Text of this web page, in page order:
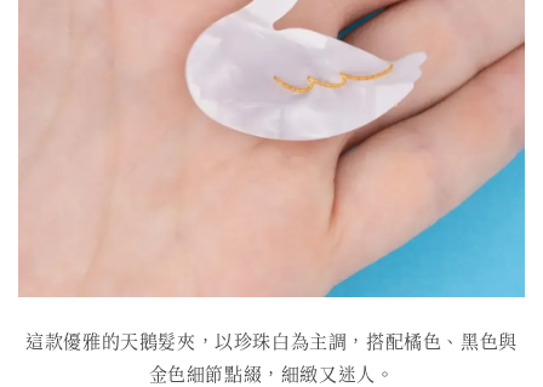
這款優雅的天鵝髮夾，以珍珠白為主調，搭配橘色、黑色與
金色細節點綴，細緻又迷人。